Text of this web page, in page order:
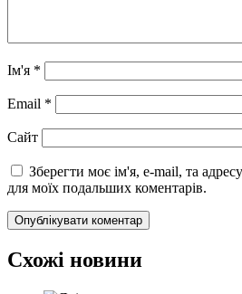
Ім'я *
Email *
Сайт
Зберегти моє ім'я, e-mail, та
для моїх подальших коментарів.
Схожі новини